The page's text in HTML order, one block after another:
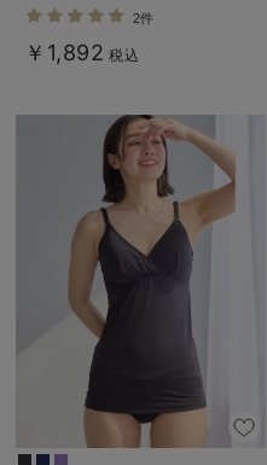
2件
￥1,892 税込